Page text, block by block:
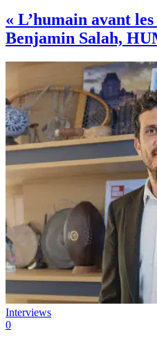
« L’humain avant
Benjamin Salah,
Interviews
0